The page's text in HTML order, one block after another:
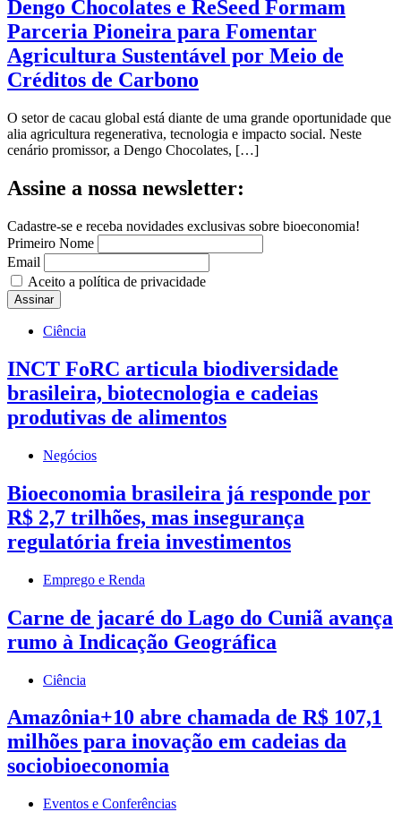
Dengo Chocolates e ReSeed Formam
Parceria Pioneira para Fomentar
Agricultura Sustentável por Meio de
Créditos de Carbono
O setor de cacau global está diante de uma grande oportunidade que
alia agricultura regenerativa, tecnologia e impacto social. Neste
cenário promissor, a Dengo Chocolates, […]
Assine a nossa newsletter:
Cadastre-se e receba novidades exclusivas sobre bioeconomia!
Primeiro Nome
Email
Aceito a política de privacidade
Ciência
INCT FoRC articula biodiversidade
brasileira, biotecnologia e cadeias
produtivas de alimentos
Negócios
Bioeconomia brasileira já responde por
R$ 2,7 trilhões, mas insegurança
regulatória freia investimentos
Emprego e Renda
Carne de jacaré do Lago do Cuniã avança
rumo à Indicação Geográfica
Ciência
Amazônia+10 abre chamada de R$ 107,1
milhões para inovação em cadeias da
sociobioeconomia
Eventos e Conferências